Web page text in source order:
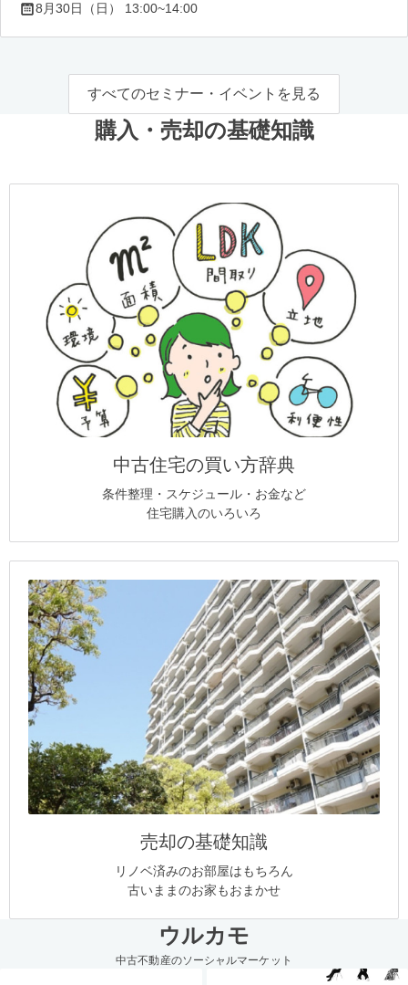
8月30日（日） 13:00~14:00
すべてのセミナー・イベントを見る
購入・売却の基礎知識
中古住宅の買い方辞典
条件整理・スケジュール・お金など
住宅購入のいろいろ
売却の基礎知識
リノベ済みのお部屋はもちろん
古いままのお家もおまかせ
ウルカモ
中古不動産のソーシャルマーケット